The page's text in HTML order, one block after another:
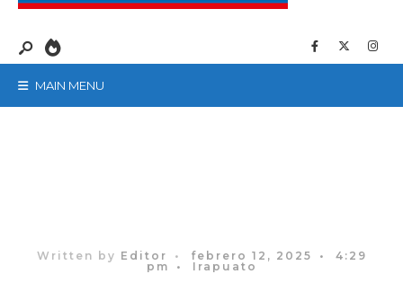
MAIN MENU
Written by Editor • febrero 12, 2025 •
4:29
pm
• Irapuato